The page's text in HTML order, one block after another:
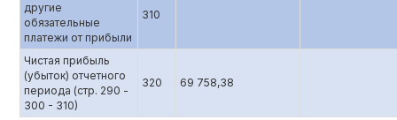
другие
обязательные
платежи от прибыли
310
Чистая прибыль
(убыток) отчетного
периода (стр. 290 -
300 - 310)
320 69 758,38